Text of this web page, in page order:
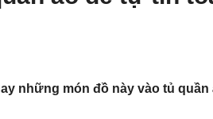
những món đồ này vào tủ